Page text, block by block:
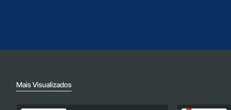
Mais Visualizados